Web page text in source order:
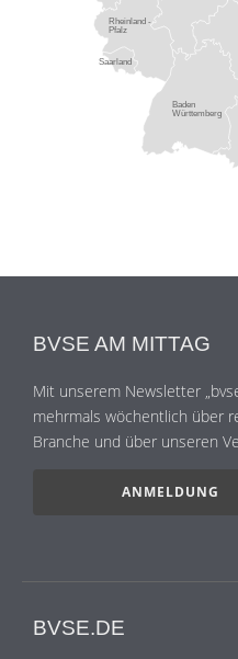
Baden
Württemberg
Rheinland -
Pfalz
Saarland
BVSE AM MITTAG
Mit unserem Newsletter
mehrmals wöchentlich über
Branche und über unseren
ANMELDUNG
BVSE.DE